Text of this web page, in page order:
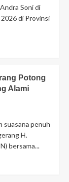
Soni di
di Provinsi
Potong
Alami
suasana penuh
H.
bersama...